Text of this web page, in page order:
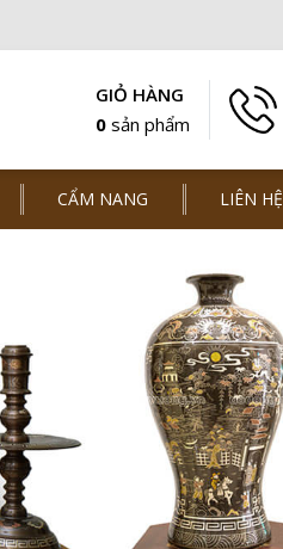
GIỎ HÀNG
0 sản phẩm
CẨM NANG LIÊN HỆ